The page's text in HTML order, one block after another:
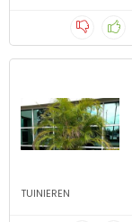
TUINIEREN